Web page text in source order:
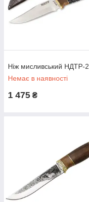
Ніж мисливський НДТР-2
Немає в наявності
1 475 ₴